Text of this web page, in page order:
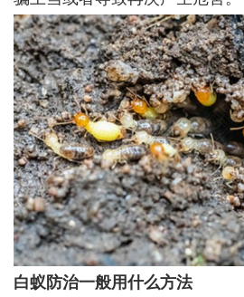
白蚁防治一般用什么方法